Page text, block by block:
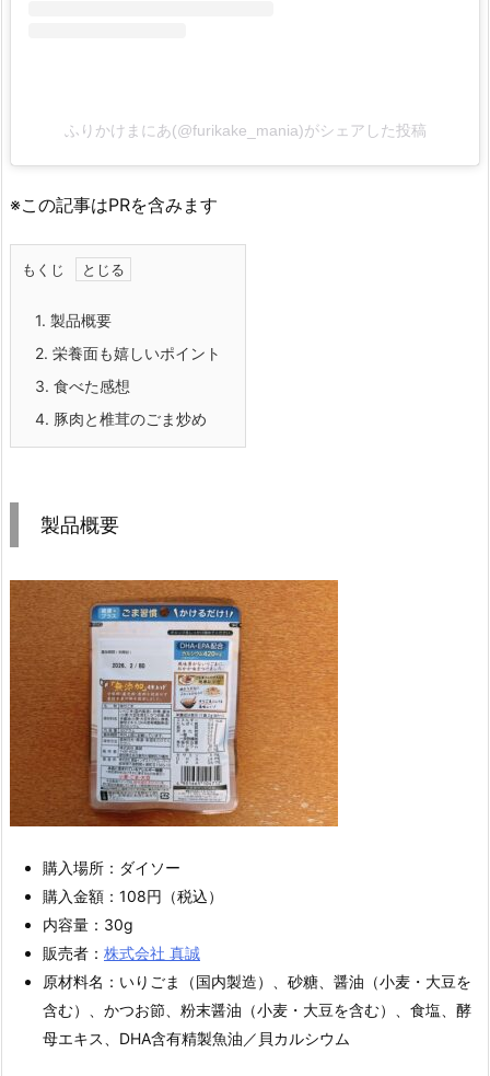
ふりかけまにあ(@furikake_mania)がシェアした投稿
※この記事はPRを含みます
もくじ
1. 製品概要
2. 栄養面も嬉しいポイント
3. 食べた感想
4. 豚肉と椎茸のごま炒め
製品概要
購入場所：ダイソー
購入金額：108円（税込）
内容量：30g
販売者： 株式会社 真誠
原材料名：いりごま（国内製造）、砂糖、醤油（小麦・大豆を
含む）、かつお節、粉末醤油（小麦・大豆を含む）、食塩、酵
母エキス、DHA含有精製魚油／貝カルシウム